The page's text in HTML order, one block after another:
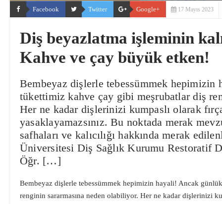
Facebook Twitter Google+ 17 Mayıs 2023
Diş beyazlatma işleminin
Kahve ve çay büyük etken!
Bembeyaz dişlerle tebessümmek
tükettimiz kahve çay gibi meşrubatlar diş
Her ne kadar dişlerinizi kumpaslı olarak
yasaklayamazsınız. Bu noktada merak
safhaları ve kalıcılığı hakkında merak
Üniversitesi Diş Sağlık Kurumu Restoratif
Öğr. […]
Bembeyaz dişlerle tebessümmek hepimizin hayali! Ancak
renginin sararmasına neden olabiliyor. Her ne kadar dişlerinizi